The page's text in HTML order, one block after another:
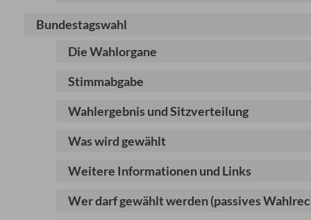
Bundestagswahl
Die Wahlorgane
Stimmabgabe
Wahlergebnis und Sitzverteilung
Was wird gewählt
Weitere Informationen und Links
Wer darf gewählt werden (passives